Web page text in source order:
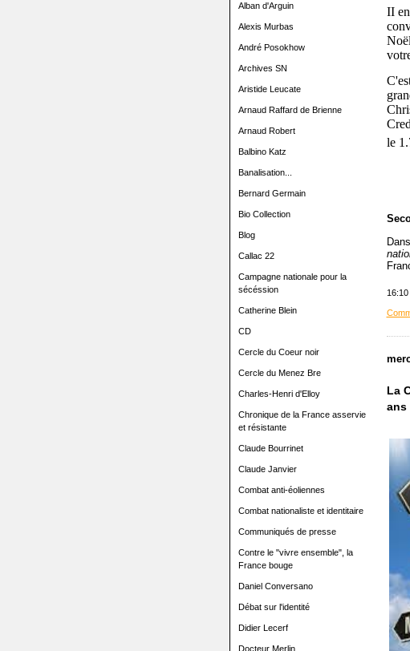
Alban d'Arguin
Alexis Murbas
André Posokhow
Archives SN
Aristide Leucate
Arnaud Raffard de Brienne
Arnaud Robert
Balbino Katz
Banalisation...
Bernard Germain
Bio Collection
Blog
Callac 22
Campagne nationale pour la
sécéssion
Catherine Blein
CD
Cercle du Coeur noir
Cercle du Menez Bre
Charles-Henri d'Elloy
Chronique de la France asservie
et résistante
Claude Bourrinet
Claude Janvier
Combat anti-éoliennes
Combat nationaliste et identitaire
Communiqués de presse
Contre le "vivre ensemble", la
France bouge
Daniel Conversano
Débat sur l'identité
Didier Lecerf
Docteur Merlin
II
le
La
ans